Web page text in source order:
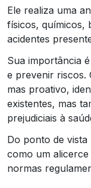
Ele realiza uma
físicos, químicos,
acidentes
Sua importância
e prevenir riscos.
mas proativo,
existentes, mas
prejudiciais à
Do ponto de vista
como um
normas